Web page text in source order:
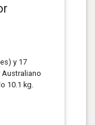
y 17
Australiano
10.1 kg.